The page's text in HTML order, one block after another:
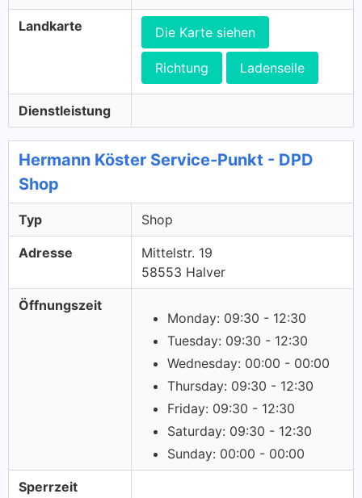
Landkarte Die Karte siehen
Richtung Ladenseile
Dienstleistung
Hermann Köster Service-Punkt - DPD
Shop
Typ Shop
Adresse
Mittelstr. 19
58553 Halver
Öffnungszeit
Monday: 09:30 - 12:30
Tuesday: 09:30 - 12:30
Wednesday: 00:00 - 00:00
Thursday: 09:30 - 12:30
Friday: 09:30 - 12:30
Saturday: 09:30 - 12:30
Sunday: 00:00 - 00:00
Sperrzeit